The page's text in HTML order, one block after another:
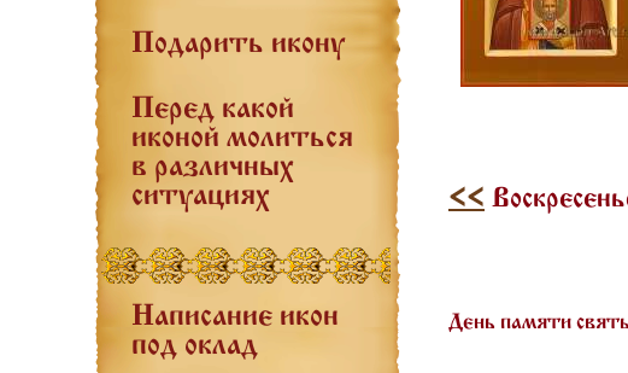
Подарить икону
Перед какой
иконой молиться
в различных
ситуациях
Написание икон
под оклад
<<
День памяти